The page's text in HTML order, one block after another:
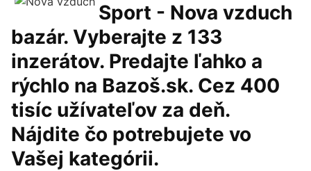
Sport - Nova vzduch
bazár. Vyberajte z 133
inzerátov. Predajte ľahko a
rýchlo na Bazoš.sk. Cez 400
tisíc užívateľov za deň.
Nájdite čo potrebujete vo
Vašej kategórii.